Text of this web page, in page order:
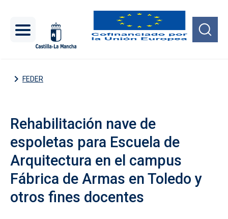
FEDER
Rehabilitación nave de
espoletas para Escuela de
Arquitectura en el campus
Fábrica de Armas en Toledo y
otros fines docentes